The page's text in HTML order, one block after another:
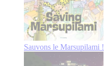
Sauvons le Marsupilami !